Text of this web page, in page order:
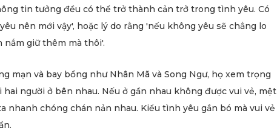
tin tưởng đều có thể trở thành cản trở trong tình yêu. Có
nên mới vậy', hoặc lý do rằng 'nếu không yêu sẽ chẳng lo
nắm giữ thêm mà thôi'.
mạn và bay bổng như Nhân Mã và Song Ngư, họ xem trọng
người ở bên nhau. Nếu ở gần nhau không được vui vẻ, mệt
nhanh chóng chán nản nhau. Kiểu tình yêu gắn bó mà vui vẻ